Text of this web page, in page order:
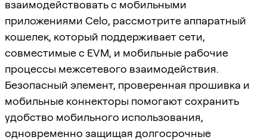
взаимодействовать с мобильными
приложениями Celo, рассмотрите аппаратный
кошелек, который поддерживает сети,
совместимые с EVM, и мобильные рабочие
процессы межсетевого взаимодействия.
Безопасный элемент, проверенная прошивка и
мобильные коннекторы помогают сохранить
удобство мобильного использования,
одновременно защищая долгосрочные